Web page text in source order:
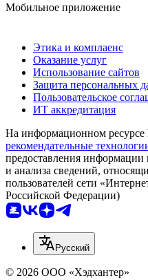
Мобильное приложение
Этика и комплаенс
Оказание услуг
Использование сайтов
Защита персональных
Пользовательское
ИТ аккредитация
На информационном ресурсе
рекомендательные
предоставления информации
и анализа сведений,
пользователей сети
Российской Федерации)
Русский
© 2026 ООО «Хэдхантер»